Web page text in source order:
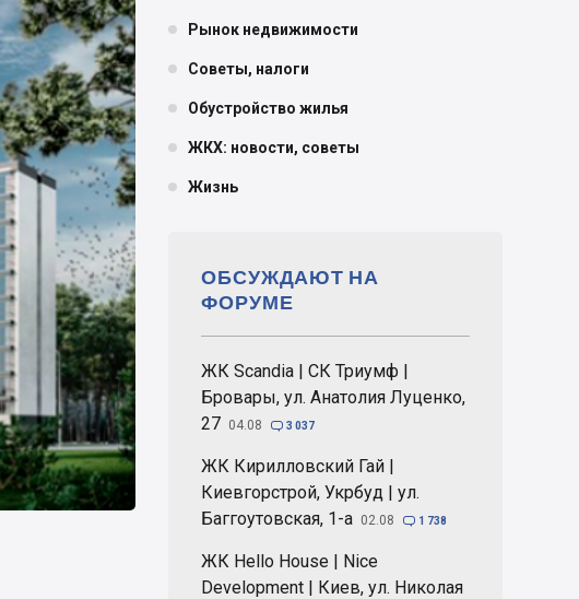
Рынок недвижимости
Советы, налоги
Обустройство жилья
ЖКХ: новости, советы
Жизнь
ЖК Scandia | СК Триумф |
Бровары, ул. Анатолия Луценко,
27 04.08  3 037
ЖК Кирилловский Гай |
Киевгорстрой, Укрбуд | ул.
Баггоутовская, 1-а 02.08  1 738
ЖК Hello House | Nice
Development | Киев, ул. Николая
ОБСУЖДАЮТ НА
ФОРУМЕ